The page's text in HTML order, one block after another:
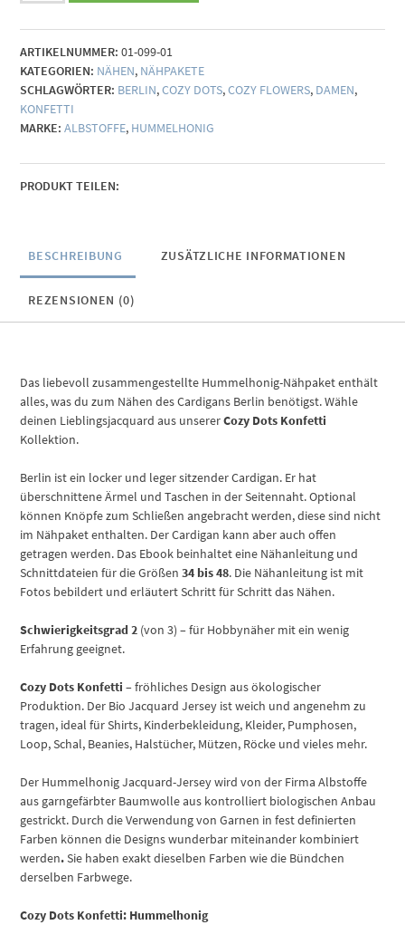
(Gr.
34-
48)
Menge
ARTIKELNUMMER: 01-099-01
KATEGORIEN: NÄHEN, NÄHPAKETE
SCHLAGWÖRTER: BERLIN,COZY DOTS,COZY FLOWERS, DAMEN,
KONFETTI
MARKE:ALBSTOFFE, HUMMELHONIG
PRODUKT TEILEN:
BESCHREIBUNG ZUSÄTZLICHE INFORMATIONEN
REZENSIONEN (0)
Das liebevoll zusammengestellte Hummelhonig-Nähpaket enthält
alles, was du zum Nähen des Cardigans Berlin benötigst. Wähle
deinen Lieblingsjacquard aus unsererCozy Dots Konfetti
Kollektion.
Berlin ist ein locker und leger sitzender Cardigan. Er hat
überschnittene Ärmel und Taschen in der Seitennaht. Optional
können Knöpfe zum Schließen angebracht werden, diese sind nicht
im Nähpaket enthalten. Der Cardigan kann aber auch offen
getragen werden. Das Ebook beinhaltet eine Nähanleitung und
Schnittdateien für die Größen 34 bis 48. Die Nähanleitung ist mit
Fotos bebildert und erläutert Schritt für Schritt das Nähen.
Schwierigkeitsgrad 2 (von 3) – für Hobbynäher mit ein wenig
Erfahrung geeignet.
Cozy Dots Konfetti– fröhliches Design aus ökologischer
Produktion. Der Bio Jacquard Jersey ist weich und angenehm zu
tragen, ideal für Shirts, Kinderbekleidung, Kleider, Pumphosen,
Loop, Schal, Beanies, Halstücher, Mützen, Röcke und vieles mehr.
Der Hummelhonig Jacquard-Jersey wird von der Firma Albstoffe
aus garngefärbter Baumwolle aus kontrolliert biologischen Anbau
gestrickt. Durch die Verwendung von Garnen in fest definierten
Farben können die Designs wunderbar miteinander kombiniert
werden.Sie haben exakt dieselben Farben wie die Bündchen
derselben Farbwege.
Cozy Dots Konfetti: Hummelhonig